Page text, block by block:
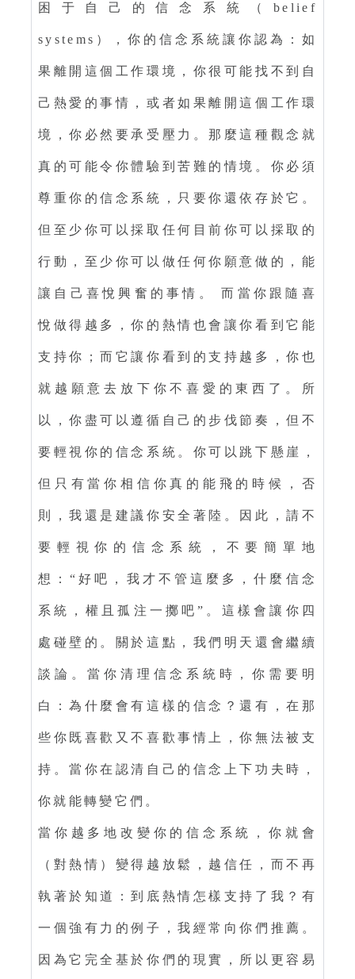
困于自己的信念系統（belief
systems），你的信念系統讓你認為：如
果離開這個工作環境，你很可能找不到自
己熱愛的事情，或者如果離開這個工作環
境，你必然要承受壓力。那麼這種觀念就
真的可能令你體驗到苦難的情境。你必須
尊重你的信念系統，只要你還依存於它。
但至少你可以採取任何目前你可以採取的
行動，至少你可以做任何你願意做的，能
讓自己喜悅興奮的事情。 而當你跟隨喜
悅做得越多，你的熱情也會讓你看到它能
支持你；而它讓你看到的支持越多，你也
就越願意去放下你不喜愛的東西了。所
以，你盡可以遵循自己的步伐節奏，但不
要輕視你的信念系統。你可以跳下懸崖，
但只有當你相信你真的能飛的時候，否
則，我還是建議你安全著陸。因此，請不
要輕視你的信念系統，不要簡單地
想：“好吧，我才不管這麼多，什麼信念
系統，權且孤注一擲吧”。這樣會讓你四
處碰壁的。關於這點，我們明天還會繼續
談論。當你清理信念系統時，你需要明
白：為什麼會有這樣的信念？還有，在那
些你既喜歡又不喜歡事情上，你無法被支
持。當你在認清自己的信念上下功夫時，
你就能轉變它們。
當你越多地改變你的信念系統，你就會
（對熱情）變得越放鬆，越信任，而不再
執著於知道：到底熱情怎樣支持了我？有
一個強有力的例子，我經常向你們推薦。
因為它完全基於你們的現實，所以更容易